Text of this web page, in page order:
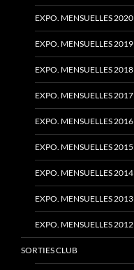
EXPO. MENSUELLES 2020
EXPO. MENSUELLES 2019
EXPO. MENSUELLES 2018
EXPO. MENSUELLES 2017
EXPO. MENSUELLES 2016
EXPO. MENSUELLES 2015
EXPO. MENSUELLES 2014
EXPO. MENSUELLES 2013
EXPO. MENSUELLES 2012
SORTIES CLUB